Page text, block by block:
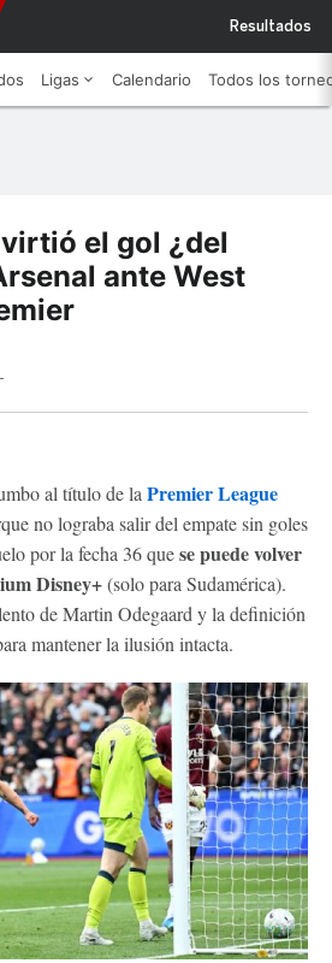
Resultados
Ligas Calendario Todos los
el gol ¿del
ante West
al título de la Premier League
no lograba salir del empate sin goles
por la fecha 36 quese puede volver
Disney+(solo para Sudamérica).
de Martin Odegaard y la definición
mantener la ilusión intacta.